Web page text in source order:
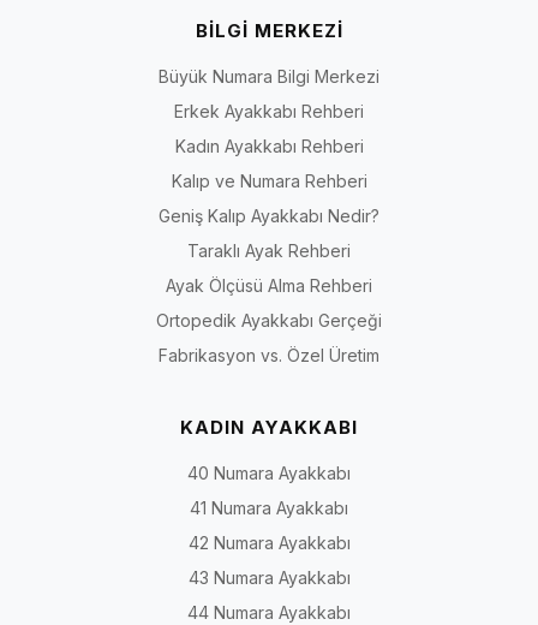
BİLGİ MERKEZİ
Büyük Numara Bilgi Merkezi
Erkek Ayakkabı Rehberi
Kadın Ayakkabı Rehberi
Kalıp ve Numara Rehberi
Geniş Kalıp Ayakkabı Nedir?
Taraklı Ayak Rehberi
Ayak Ölçüsü Alma Rehberi
Ortopedik Ayakkabı Gerçeği
Fabrikasyon vs. Özel Üretim
KADIN AYAKKABI
40 Numara Ayakkabı
41 Numara Ayakkabı
42 Numara Ayakkabı
43 Numara Ayakkabı
44 Numara Ayakkabı